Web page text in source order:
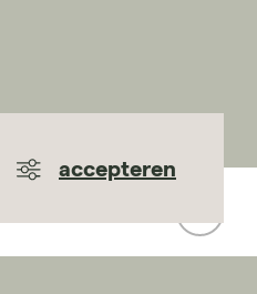
accepteren